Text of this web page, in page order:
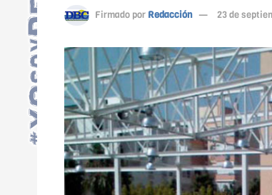
Firmado por Redacción 23 de